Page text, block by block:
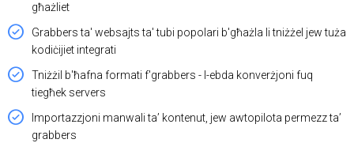
għażliet
Grabbers ta' websajts ta' tubi popolari b'għażla li tniżżel jew tuża
kodiċijiet integrati
Tniżżil b'ħafna formati f'grabbers - l-ebda konverżjoni fuq
tiegħek servers
Importazzjoni manwali ta’ kontenut, jew awtopilota permezz ta’
grabbers